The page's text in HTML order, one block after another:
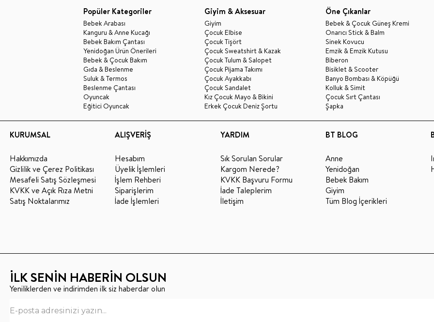
Popüler Kategoriler
Bebek Arabası
Kanguru & Anne Kucağı
Bebek Bakım Çantası
Yenidoğan Ürün Önerileri
Bebek & Çocuk Bakım
Gıda & Beslenme
Suluk & Termos
Beslenme Çantası
Oyuncak
Eğitici Oyuncak
Giyim & Aksesuar
Giyim
Çocuk Elbise
Çocuk Tişört
Çocuk Sweatshirt & Kazak
Çocuk Tulum & Salopet
Çocuk Pijama Takımı
Çocuk Ayakkabı
Çocuk Sandalet
Kız Çocuk Mayo & Bikini
Erkek Çocuk Deniz Şortu
Öne Çıkanlar
Bebek & Çocuk Güneş Kremi
Onarıcı Stick & Balm
Sinek Kovucu
Emzik & Emzik Kutusu
Biberon
Bisiklet & Scooter
Banyo Bombası & Köpüğü
Kolluk & Simit
Çocuk Sırt Çantası
Şapka
KURUMSAL
Hakkımızda
Gizlilik ve Çerez Politikası
Mesafeli Satış Sözleşmesi
KVKK ve Açık Rıza Metni
Satış Noktalarımız
ALIŞVERİŞ
Hesabım
Üyelik İşlemleri
İşlem Rehberi
Siparişlerim
İade İşlemleri
YARDIM
Sık Sorulan Sorular
Kargom Nerede?
KVKK Başvuru Formu
İade Taleplerim
İletişim
BT BLOG
Anne
Yenidoğan
Bebek Bakım
Giyim
Tüm Blog İçerikleri
İLK SENİN HABERİN OLSUN
Yeniliklerden ve indirimden ilk siz haberdar olun